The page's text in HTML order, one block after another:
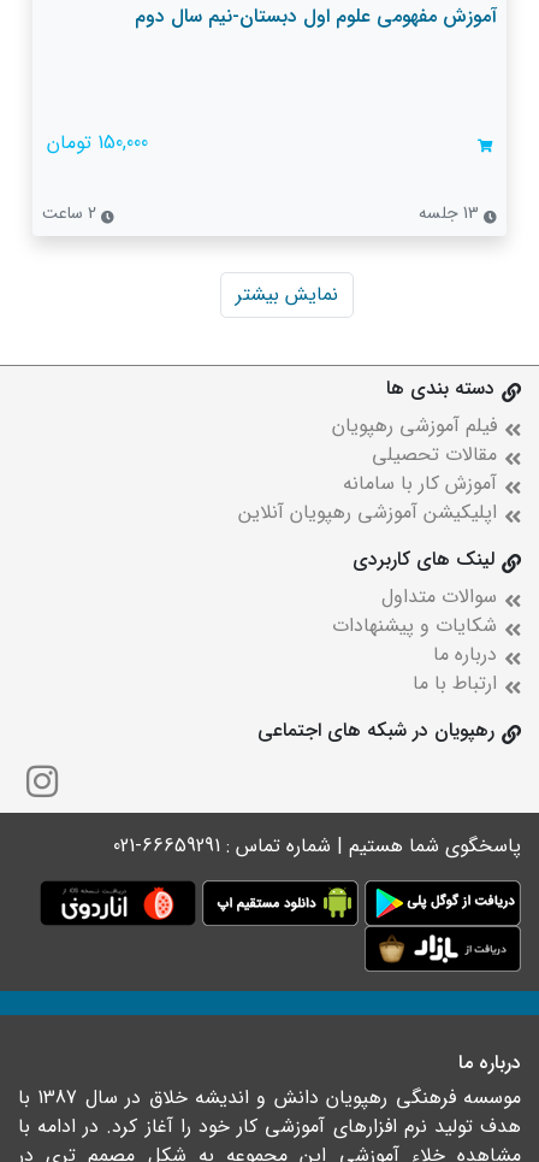
آموزش مفهومی علوم اول دبستان-نیم سال دوم
150,000 تومان
نمایش بیشتر
دسته بندی ها
فیلم آموزشی رهپویان
مقالات تحصیلی
آموزش کار با سامانه
اپلیکیشن آموزشی رهپویان آنلاین
لینک های کاربردی
سوالات متداول
شکایات و پیشنهادات
درباره ما
ارتباط با ما
رهپویان در شبکه های اجتماعی
پاسخگوی شما هستیم | شماره تماس : 66659291-021
درباره ما
موسسه فرهنگی رهپویان دانش و اندیشه خلاق در سال 1387 با
هدف تولید نرم افزارهای آموزشی کار خود را آغاز کرد. در ادامه با
مشاهده خلاء آموزشی این مجموعه به شکل مصمم تری در